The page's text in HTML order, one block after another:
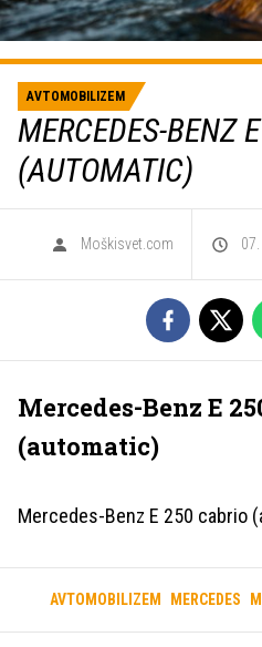
AVTOMOBILIZEM
MERCEDES-BENZ
(AUTOMATIC)
Moškisvet.com
Mercedes-Benz E
(automatic)
Mercedes-Benz E 250 cabrio
AVTOMOBILIZEM MERCEDES